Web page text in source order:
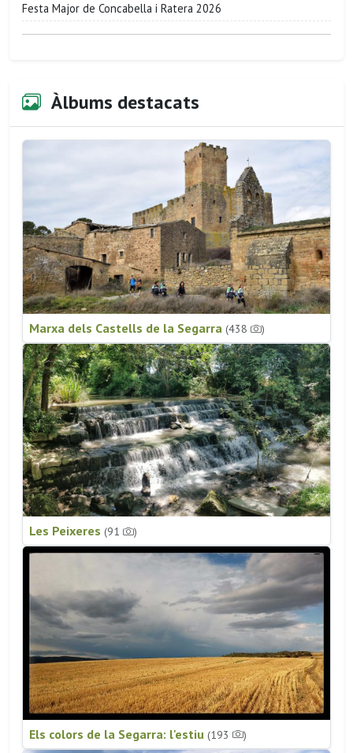
Festa Major de Concabella i Ratera 2026
Àlbums destacats
Marxa dels Castells de la Segarra (438 )
Les Peixeres (91 )
Els colors de la Segarra: l'estiu (193 )